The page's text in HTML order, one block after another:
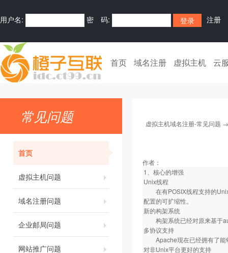
用户名: 密 码: 注册
首页 域名注册 虚拟主机 云
常见问题
首页
虚拟主机问题
域名注册问题
企业邮局问题
网站推广问题
虚拟主机域名注册-常见问题
作者：
1、核心的增强
Unix线程
在有POSIX线程支持的Unix
配置的可扩缩性。
新的构架系统
构架系统已经对原来基于
多协议支持
Apache现在已经拥有了能
对非Unix平台更好的支持